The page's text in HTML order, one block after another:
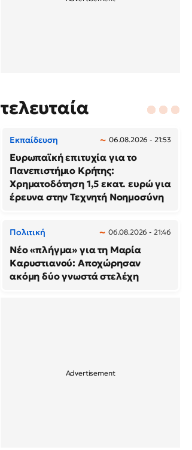
τελευταία
Εκπαίδευση 06.08.2026 - 21:53
Ευρωπαϊκή επιτυχία για το
Πανεπιστήμιο Κρήτης:
Χρηματοδότηση 1,5 εκατ. ευρώ για
έρευνα στην Τεχνητή Νοημοσύνη
Πολιτική 06.08.2026 - 21:46
Νέο «πλήγμα» για τη Μαρία
Καρυστιανού: Αποχώρησαν
ακόμη δύο γνωστά στελέχη